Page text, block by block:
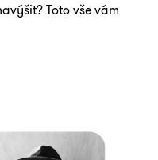
Toto vše vám